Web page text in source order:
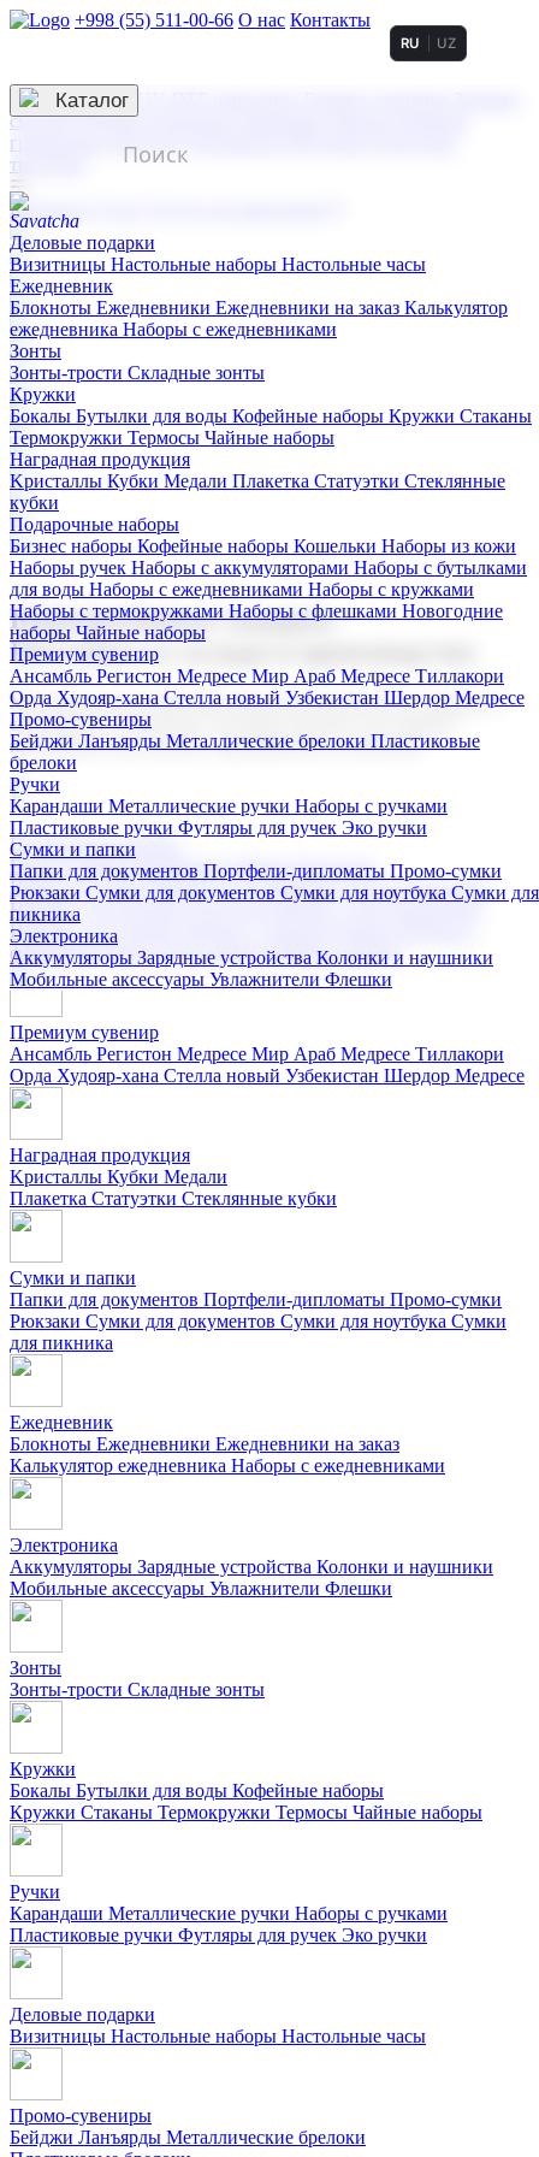
+998 (55) 511-00-66 О нас Контакты
3D гравировка
смолой (Doming)
гравировка твердая
тиснение
RU UZ
☰
Контакты
Каталог
Деловые подарки
Визитницы Настольные наборы Настольные часы
Ежедневник
Блокноты Ежедневники Ежедневники на заказ Калькулятор
ежедневника Наборы с ежедневниками
Зонты
Зонты-трости Складные зонты
Кружки
Бокалы Бутылки для воды Кофейные наборы Кружки Стаканы
Термокружки Термосы Чайные наборы
Наградная продукция
Kристаллы Кубки Медали Плакетка Статуэтки Стеклянные
кубки
Подарочные наборы
Бизнес наборы Кофейные наборы Кошельки Наборы из кожи
Наборы ручек Наборы с аккумуляторами Наборы с бутылками
для воды Наборы с ежедневниками Наборы с кружками
Наборы с термокружками Наборы с флешками Новогодние
наборы Чайные наборы
Премиум сувенир
Ансамбль Регистон Медресе Мир Араб Медресе Тиллакори
Орда Худояр-хана Стелла новый Узбекистан Шердор Медресе
Промо-сувениры
Бейджи Ланъярды Металлические брелоки Пластиковые
брелоки
Ручки
Карандаши Металлические ручки Наборы с ручками
Пластиковые ручки Футляры для ручек Эко ручки
Сумки и папки
Папки для документов Портфели-дипломаты Промо-сумки
Рюкзаки Сумки для документов Сумки для ноутбука Сумки для
пикника
Электроника
Аккумуляторы Зарядные устройства Колонки и наушники
Мобильные аксессуары Увлажнители Флешки
Корпоративные подарки
Поставка со склада и производство
Мы предлагаем широкий выбор корпоративных подарков и
сувениров с логотипом. В нашем каталоге вы найдете
продукцию для бизнеса, мероприятия и клиентов.
Подарочные наборы
Бизнес наборыКофейные наборы Кошельки
Наборы из кожиНаборы ручекНаборы с аккумуляторами
Наборы с бутылками для воды
Наборы с ежедневниками
Наборы с кружками
флешкамиНовогодние наборыЧайные наборы
Премиум сувенир
Ансамбль Регистон Медресе Мир Араб Медресе Тиллакори
Орда Худояр-хана Стелла новый Узбекистан Шердор Медресе
Наградная продукция
Kристаллы Кубки Медали
Плакетка Статуэтки Стеклянные кубки
Сумки и папки
Папки для документов Портфели-дипломаты Промо-сумки
Рюкзаки Сумки для документов Сумки для ноутбука Сумки
для пикника
Ежедневник
Блокноты Ежедневники Ежедневники на заказ
Калькулятор ежедневника Наборы с ежедневниками
Электроника
Аккумуляторы Зарядные устройства Колонки и наушники
Мобильные аксессуары Увлажнители Флешки
Зонты
Зонты-трости Складные зонты
Кружки
Бокалы Бутылки для воды Кофейные наборы
Кружки Стаканы Термокружки Термосы Чайные наборы
Ручки
Карандаши Металлические ручки Наборы с ручками
Пластиковые ручки Футляры для ручек Эко ручки
Деловые подарки
Визитницы Настольные наборы Настольные часы
Промо-сувениры
Бейджи Ланъярды Металлические брелоки